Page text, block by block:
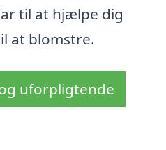
til at hjælpe dig
at blomstre.
uforpligtende